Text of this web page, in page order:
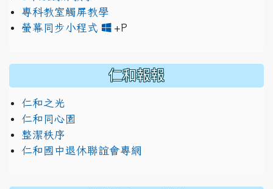
專科教室觸屏教學
螢幕同步小程式
+P
仁和報報
仁和之光
仁和同心園
整潔秩序
仁和國中退休聯誼會專網